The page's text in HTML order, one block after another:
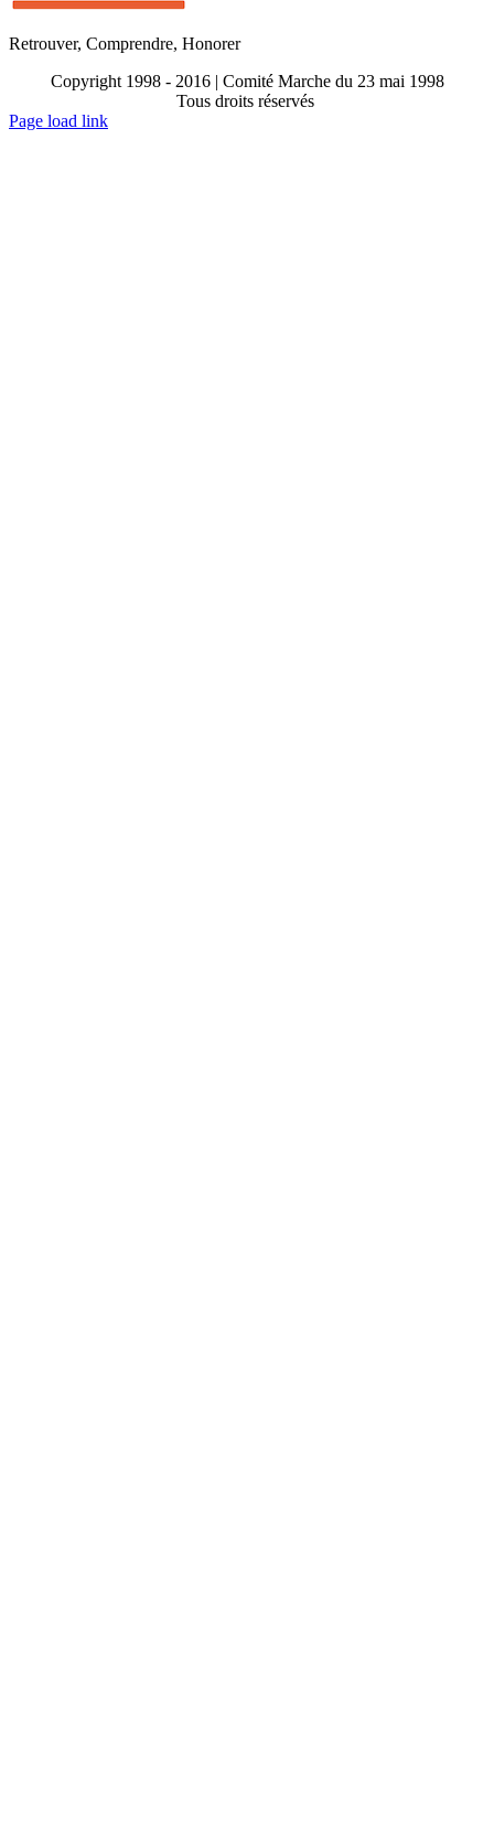
Retrouver, Comprendre, Honorer
Copyright 1998 - 2016 | Comité Marche du 23 mai 1998
Tous droits réservés
Toggle
Page load link